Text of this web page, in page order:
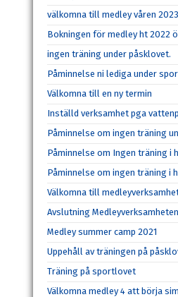
välkomna till medley våren 2023
Bokningen för medley ht 2022
ingen träning under påsklovet.
Påminnelse ni lediga under
Välkomna till en ny termin
Inställd verksamhet pga
Påminnelse om ingen träning
Påminnelse om Ingen träning i
Påminnelse om ingen träning i
Välkomna till
Avslutning Medleyverksamheten
Medley summer camp 2021
Uppehåll av träningen på
Träning på sportlovet
Välkomna medley 4 att börja